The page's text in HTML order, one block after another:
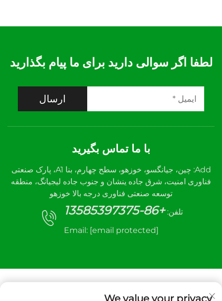
لطفا اگر سوالی دارید برای ما پیام بگذارید
ارسال
با ما تماس بگیرید
Add: چین، جیانگسو، خوزهو، سطح چهارم، بنا A1، پارک صنعتی
فناوری امنیت، شرق جاده ینشان و جنوب جاده لیجیانگ، منطقه
توسعه صنعتی فناوری درجه بالا خوزهو
تلفن: +86-13585397375
Email: [email protected]
We value your privacy